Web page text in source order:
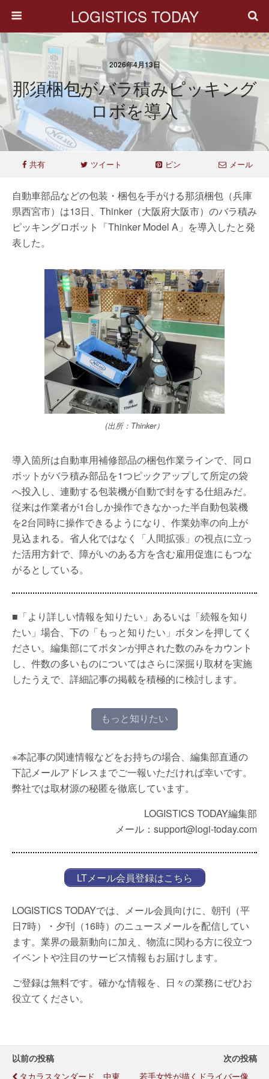
LOGISTICS TODAY
2026年4月13日
那須梱包がバラ積みピッキング
ロボを導入
共有 ツイート ピン メール
自動車部品などの包装・梱包を手がける那須梱包（兵庫
県西宮市）は13日、Thinker（大阪府大阪市）のバラ積み
ピッキングロボット「Thinker Model A」を導入したと発
表した。
(出所：Thinker）
導入箇所は自動車用補修部品の梱包作業ラインで、同ロ
ボットがバラ積み部品を1つピックアップして所定の袋
へ投入し、連動する包装機が自動で封をする仕組みだ。
従来は作業者が1台しか操作できなかった半自動包装機
を2台同時に操作できるようになり、作業効率の向上が
見込まれる。省人化ではなく「人間拡張」の視点に立っ
た活用方針で、障がいのある方を含む雇用促進にもつな
がるとしている。
■「より詳しい情報を知りたい」あるいは「続報を知り
たい」場合、下の「もっと知りたい」ボタンを押してく
ださい。編集部にてボタンが押された数のみをカウント
し、件数の多いものについてはさらに深掘り取材を実施
したうえで、詳細記事の掲載を積極的に検討します。
もっと知りたい
※本記事の関連情報などをお持ちの場合、編集部直通の
下記メールアドレスまでご一報いただければ幸いです。
弊社では取材源の秘匿を徹底しています。
LOGISTICS TODAY編集部
メール：support@logi-today.com
LTメール会員登録はこちら
LOGISTICS TODAYでは、メール会員向けに、朝刊（平
日7時）・夕刊（16時）のニュースメールを配信してい
ます。業界の最新動向に加え、物流に関わる方に役立つ
イベントや注目のサービス情報もお届けします。
ご登録は無料です。確かな情報を、日々の業務にぜひお
役立てください。
以前の投稿
タカラスタンダード、中東
次の投稿
若手女性が描くドライバー像、